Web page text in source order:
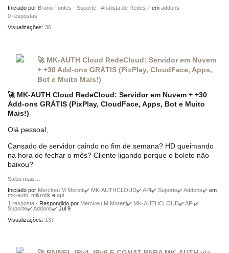
Iniciado por Bruno Fontes - Suporte - Analista de Redes✅ em addons
0 respostas
Visualizações: 36
🚀 MK-AUTH Cloud RedeCloud: Servidor em Nuvem
+ +30 Add-ons GRÁTIS (PixPlay, CloudFace, Apps,
Bot e Muito Mais!)
🚀 MK-AUTH Cloud RedeCloud: Servidor em Nuvem + +30
Add-ons GRÁTIS (PixPlay, CloudFace, Apps, Bot e Muito
Mais!)
Olá pessoal,
Cansado de servidor caindo no fim de semana? HD queimando
na hora de fechar o mês? Cliente ligando porque o boleto não
baixou?
Saiba mais…
Iniciado por Merckeu M Moretti✔️ MK-AUTHCLOUD✔️ API✔️ Suporte✔️ Addons✔️ em
mk-auth, mikrotik e api
1 resposta · Respondido por Merckeu M Moretti✔️ MK-AUTHCLOUD✔️ API✔️
Suporte✔️ Addons✔️ Jul 9
Visualizações: 137